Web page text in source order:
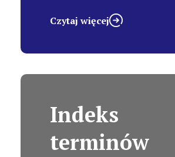
Czytaj więcej
Indeks
terminów